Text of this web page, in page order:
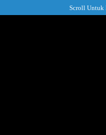
ke
Scroll Untuk